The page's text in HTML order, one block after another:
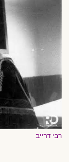
רבי דרייב